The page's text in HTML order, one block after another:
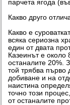
парчета ягода
Какво друго
Какво е
всяка сериозна
един от двата
Казеинът е около
останалите 20%.
той трябва първо
добиване и на
наистина
точно този
от останалите